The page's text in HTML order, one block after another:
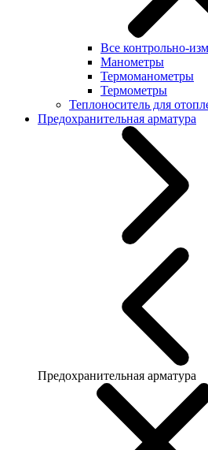
Все контрольно-
Манометры
Термоманометры
Термометры
Теплоноситель для
Предохранительная арматура
Предохранительная арматура